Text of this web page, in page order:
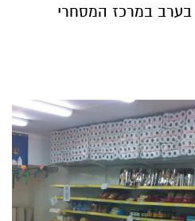
10:00 בבוקר ועד 19:00 בערב במרכז המסחרי